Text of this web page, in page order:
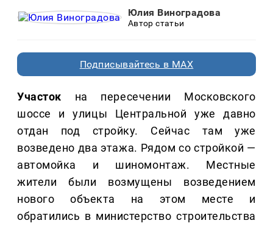
Юлия Виноградова
Автор статьи
Подписывайтесь в MAX
Участок на пересечении Московского
шоссе и улицы Центральной уже давно
отдан под стройку. Сейчас там уже
возведено два этажа. Рядом со стройкой —
автомойка и шиномонтаж. Местные
жители были возмущены возведением
нового объекта на этом месте и
обратились в министерство строительства